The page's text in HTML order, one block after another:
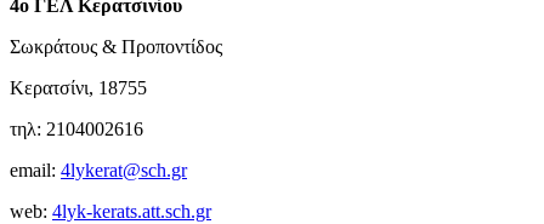
4ο ΓΕΛ Κερατσινίου
Σωκράτους & Προποντίδος
Κερατσίνι, 18755
τηλ: 2104002616
email: 4lykerat@sch.gr
web: 4lyk-kerats.att.sch.gr